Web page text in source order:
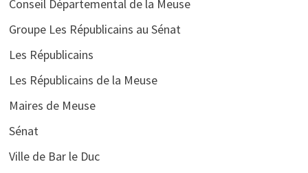
Conseil Départemental de la Meuse
Groupe Les Républicains au Sénat
Les Républicains
Les Républicains de la Meuse
Maires de Meuse
Sénat
Ville de Bar le Duc